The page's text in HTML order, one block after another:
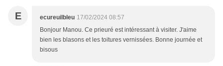
E ecureuilbleu 17/02/2024 08:57
Bonjour Manou. Ce prieuré est intéressant à visiter. J'aime
bien les blasons et les toitures vernissées. Bonne journée et
bisous